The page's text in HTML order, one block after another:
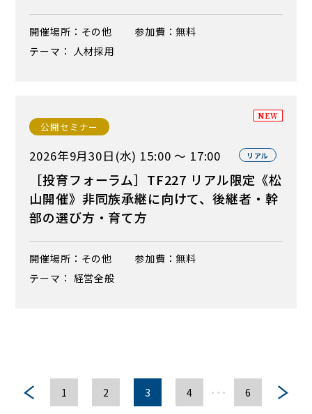
開催場所：その他
参加費：無料
テーマ： 人材採用
NEW
公開セミナー
2026年9月30日(水) 15:00 ～ 17:00 リアル
［投育フォーラム］TF227 リアル限定《松
山開催》非同族承継に向けて、後継者・幹
部の選び方・育て方
開催場所：その他
参加費：無料
テーマ： 経営全般
1 2 3 4 … 6